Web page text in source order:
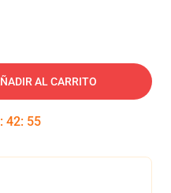
AL CARRITO
: 42: 54